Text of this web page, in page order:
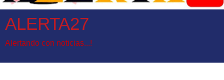
ALERTA27
Alertando con noticias...!